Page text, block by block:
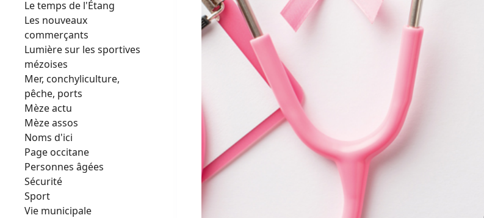
Le temps de l'Étang
Les nouveaux
commerçants
Lumière sur les sportives
mézoises
Mer, conchyliculture,
pêche, ports
Mèze actu
Mèze assos
Noms d'ici
Page occitane
Personnes âgées
Sécurité
Sport
Vie municipale